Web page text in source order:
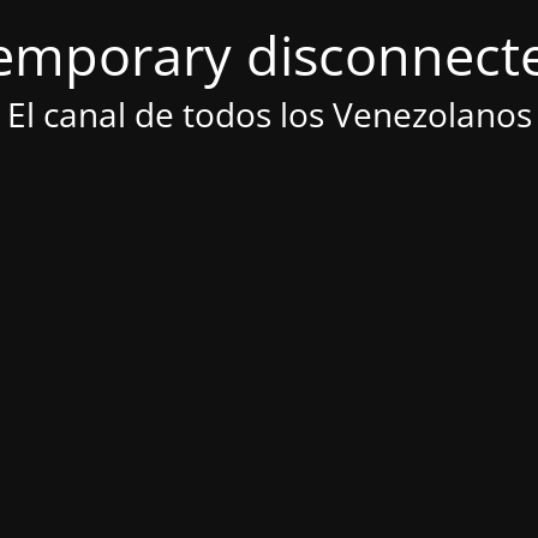
El canal de todos los Venezolanos